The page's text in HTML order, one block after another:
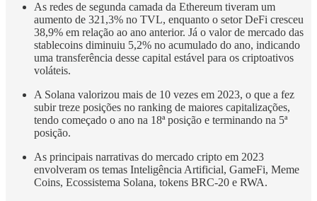
As redes de segunda camada da Ethereum tiveram um
aumento de 321,3% no TVL, enquanto o setor DeFi cresceu
38,9% em relação ao ano anterior. Já o valor de mercado das
stablecoins diminuiu 5,2% no acumulado do ano, indicando
uma transferência desse capital estável para os criptoativos
voláteis.
A Solana valorizou mais de 10 vezes em 2023, o que a fez
subir treze posições no ranking de maiores capitalizações,
tendo começado o ano na 18ª posição e terminando na 5ª
posição.
As principais narrativas do mercado cripto em 2023
envolveram os temas Inteligência Artificial, GameFi, Meme
Coins, Ecossistema Solana, tokens BRC-20 e RWA.